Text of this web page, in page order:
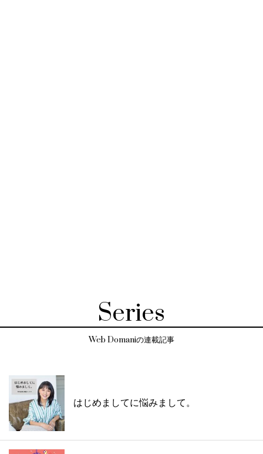
Series
Web Domaniの連載記事
はじめましてに悩みまして。